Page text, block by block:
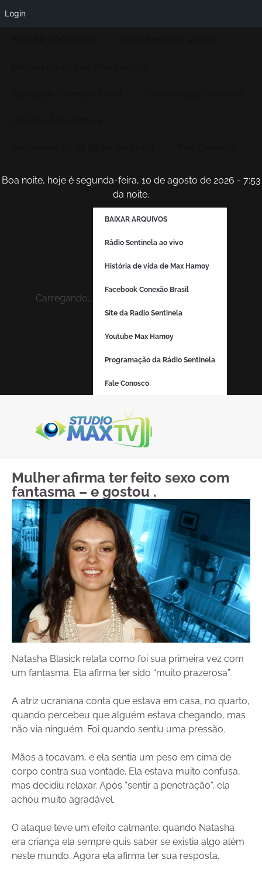
Boa noite, hoje é segunda-feira, 10 de agosto de 2026 - 7:53
da noite.
Carregando...
BAIXAR ARQUIVOS
Rádio Sentinela ao vivo
História de vida de Max Hamoy
Facebook Conexão Brasil
Site da Radio Sentinela
Youtube Max Hamoy
Programação da Rádio Sentinela
Fale Conosco
Mulher afirma ter feito sexo com
fantasma – e gostou .
Natasha Blasick relata como foi sua primeira vez com
um fantasma. Ela afirma ter sido “muito prazerosa”.
A atriz ucraniana conta que estava em casa, no quarto,
quando percebeu que alguém estava chegando, mas
não via ninguém. Foi quando sentiu uma pressão.
Mãos a tocavam, e ela sentia um peso em cima de
corpo contra sua vontade. Ela estava muito confusa,
mas decidiu relaxar. Após “sentir a penetração”, ela
achou muito agradável.
O ataque teve um efeito calmante. quando Natasha
era criança ela sempre quis saber se existia algo além
neste mundo. Agora ela afirma ter sua resposta.
Login